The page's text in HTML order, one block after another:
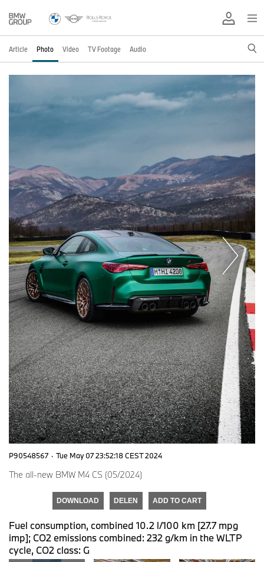
Article Photo Video TV Footage Audio
P90548567 · Tue May 07 23:52:18 CEST 2024
The all-new BMW M4 CS (05/2024)
DOWNLOAD DELEN ADD TO CART
Fuel consumption, combined 10.2 l/100 km [27.7 mpg
imp]; CO2 emissions combined: 232 g/km in the WLTP
cycle, CO2 class: G